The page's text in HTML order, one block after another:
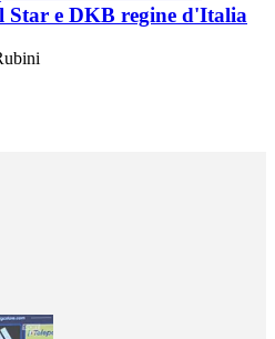
Star e DKB regine d'Italia